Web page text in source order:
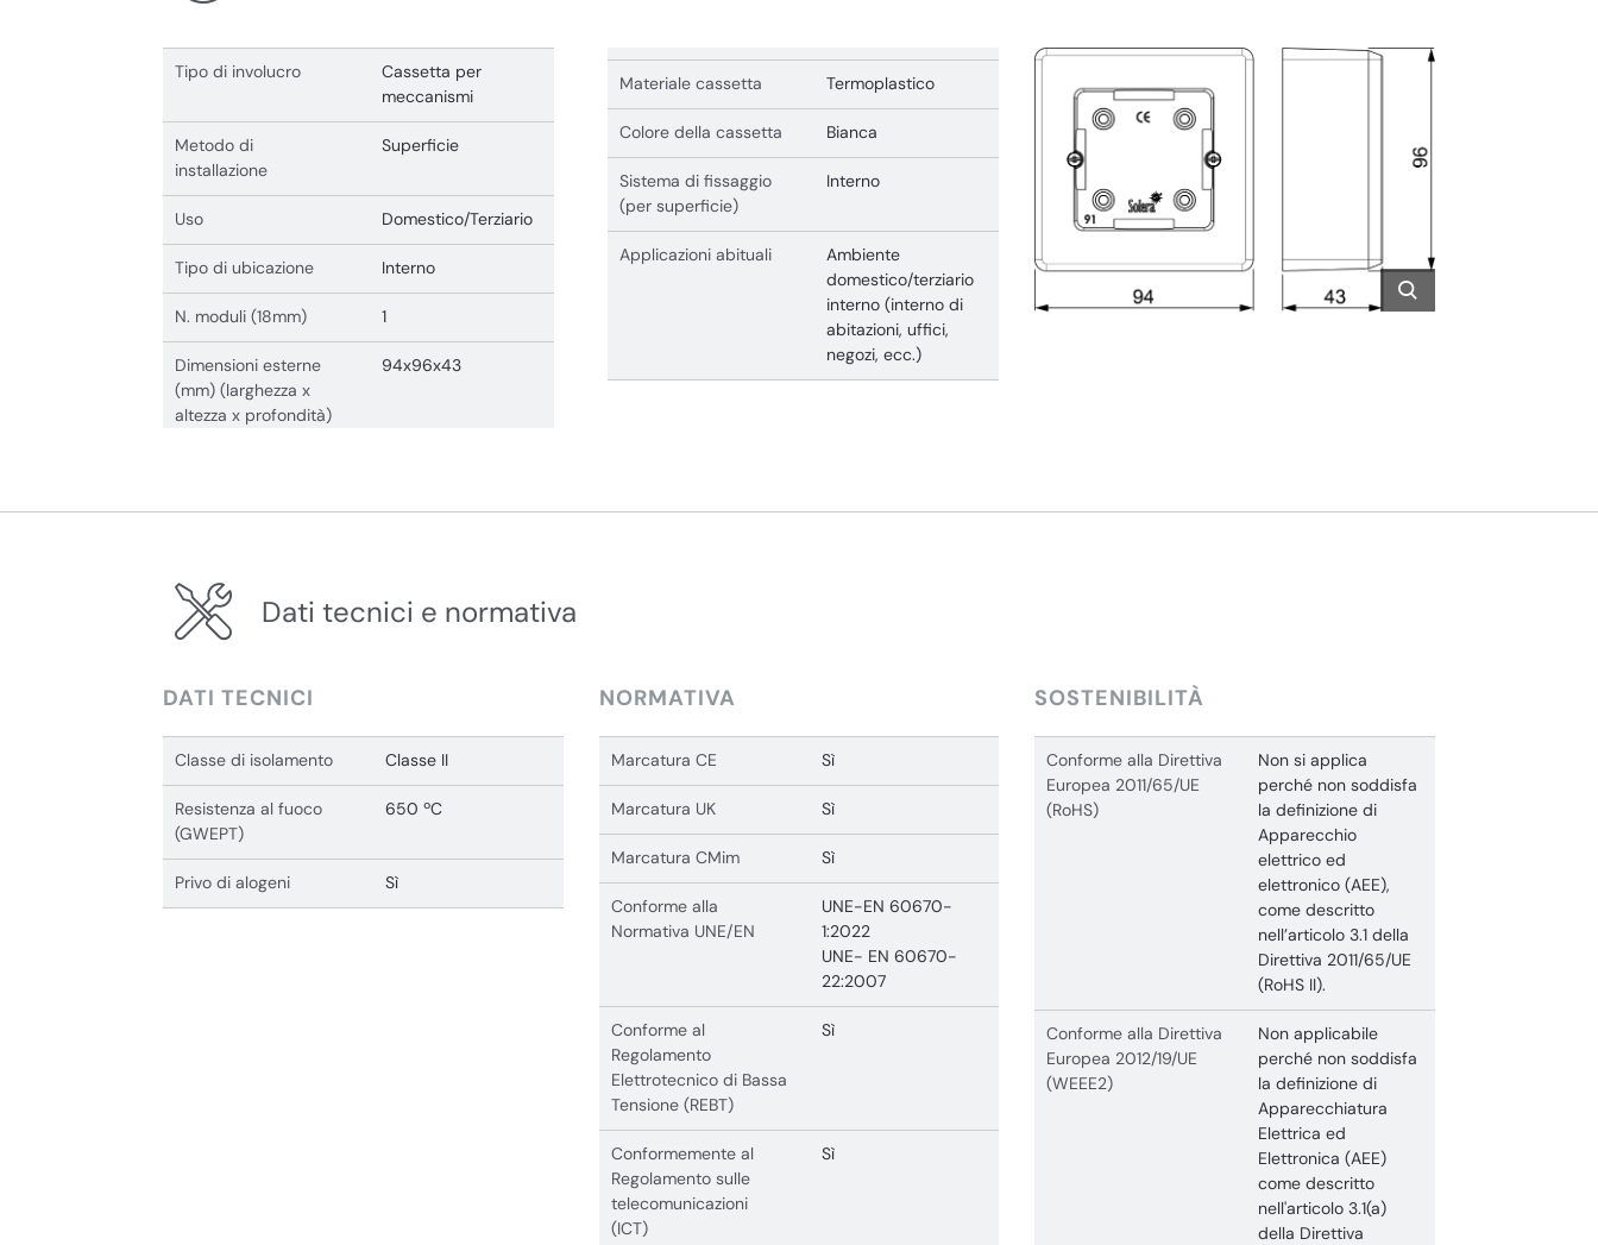
Tipo di involucro
Cassetta per
meccanismi
Metodo di
installazione
Superficie
Uso Domestico/Terziario
Tipo di ubicazione Interno
N. moduli (18mm) 1
Dimensioni esterne
(mm) (larghezza x
altezza x profondità)
94x96x43
Materiale cassetta Termoplastico
Colore della cassetta Bianca
Sistema di fissaggio
(per superficie)
Interno
Applicazioni abituali
Ambiente
domestico/terziario
interno (interno di
abitazioni, uffici,
negozi, ecc.)
Dati tecnici e normativa
DATI TECNICI
Classe di isolamento Classe II
Resistenza al fuoco
(GWEPT)
650 ºC
Privo di alogeni Sì
NORMATIVA
Marcatura CE Sì
Marcatura UK Sì
Marcatura CMim Sì
Conforme alla
Normativa UNE/EN
UNE-EN 60670-
1:2022
UNE- EN 60670-
22:2007
Conforme al
Regolamento
Elettrotecnico di Bassa
Tensione (REBT)
Sì
Conformemente al
Regolamento sulle
telecomunicazioni
(ICT)
Sì
SOSTENIBILITÀ
Conforme alla Direttiva
Europea 2011/65/UE
(RoHS)
Non si applica
perché non soddisfa
la definizione di
Apparecchio
elettrico ed
elettronico (AEE),
come descritto
nell’articolo 3.1 della
Direttiva 2011/65/UE
(RoHS II).
Conforme alla Direttiva
Europea 2012/19/UE
(WEEE2)
Non applicabile
perché non soddisfa
la definizione di
Apparecchiatura
Elettrica ed
Elettronica (AEE)
come descritto
nell'articolo 3.1(a)
della Direttiva